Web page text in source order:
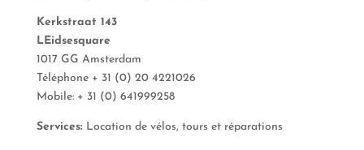
Kerkstraat 143
LEidsesquare
1017 GG Amsterdam
Téléphone + 31 (0) 20 4221026
Mobile: + 31 (0) 641999258
Services: Location de vélos, tours et réparations